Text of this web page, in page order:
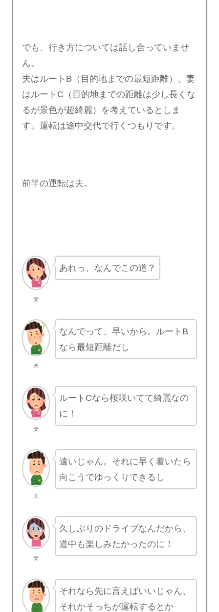
でも、行き方については話し合っていませ
ん。
夫はルートB（目的地までの最短距離）、妻
はルートC（目的地までの距離は少し長くな
るが景色が超綺麗）を考えているとしま
す。運転は途中交代で行くつもりです。
前半の運転は夫。
妻
あれっ、なんでこの道？
夫
なんでって、早いから。ルートB
なら最短距離だし
妻
ルートCなら桜咲いてて綺麗なの
に！
夫
遠いじゃん。それに早く着いたら
向こうでゆっくりできるし
妻
久しぶりのドライブなんだから、
道中も楽しみたかったのに！
それなら先に言えばいいじゃん、
それかそっちが運転するとか